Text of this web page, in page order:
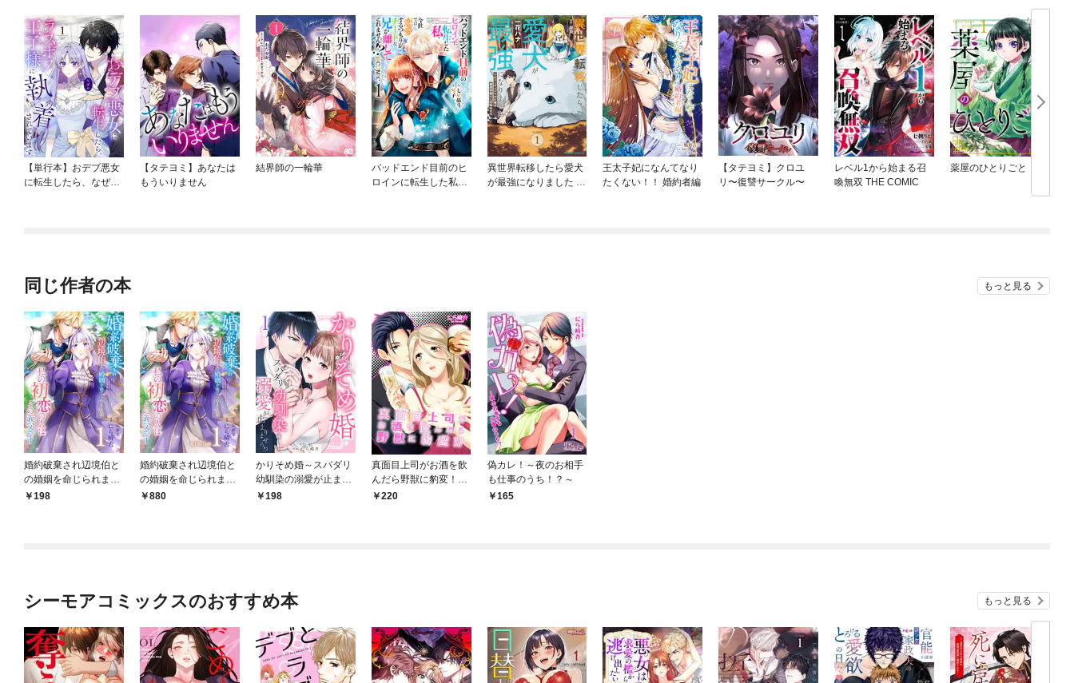
【単行本】おデブ悪女
に転生したら、なぜか
【タテヨミ】あなたは
もういりません
結界師の一輪華
バッドエンド目前のヒ
ロインに転生した私、
異世界転移したら愛犬
が最強になりました ～
王太子妃になんてなり
たくない！！ 婚約者編
【タテヨミ】クロユ
リ〜復讐サークル〜
レベル1から始まる召
喚無双 THE COMIC
薬屋のひとりごと
同じ作者の本 もっと見る
婚約破棄され辺境伯と
の婚姻を命じられまし
たが、私の初恋の人は
198
婚約破棄され辺境伯と
の婚姻を命じられまし
たが、私の初恋の人は
880
かりそめ婚～スパダリ
幼馴染の溺愛が止まり
ません！？1
198
真面目上司がお酒を飲
んだら野獣に豹変！？
(1)220
偽カレ！～夜のお相手
も仕事のうち！？～
165
シーモアコミックスのおすすめ本 もっと見る